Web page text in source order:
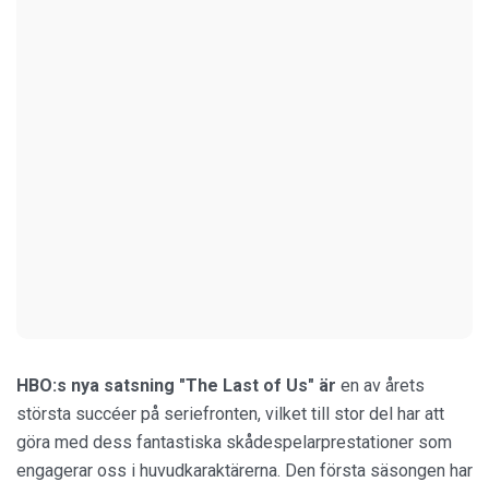
HBO:s nya satsning "The Last of Us" är en av årets
största succéer på seriefronten, vilket till stor del har att
göra med dess fantastiska skådespelarprestationer som
engagerar oss i huvudkaraktärerna. Den första säsongen har